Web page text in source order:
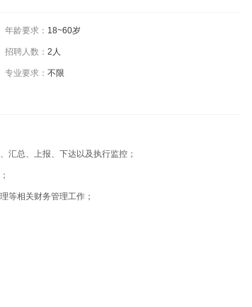
年龄要求： 18~60岁
招聘人数： 2人
专业要求： 不限
汇总、上报、下达以及执行监控；
等相关财务管理工作；